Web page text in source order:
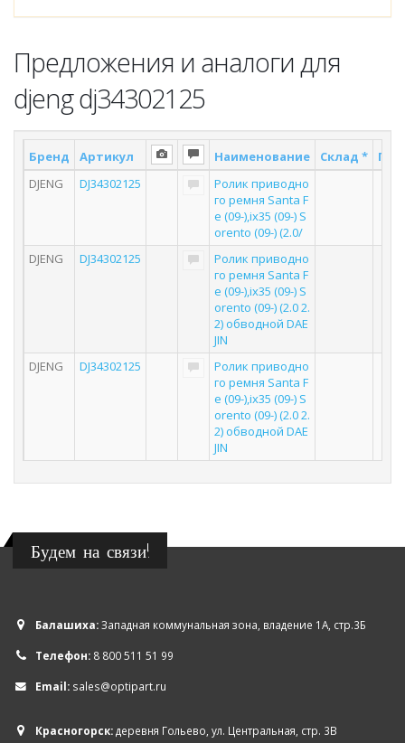
Предложения и аналоги для
djeng dj34302125
Бренд Артикул Наименование Склад *
DJENG
DJ34302125
Ролик приводно
го ремня Santa F
e (09-),ix35 (09-) S
orento (09-) (2.0/
DJENG DJ34302125
Ролик приводно
го ремня Santa F
e (09-),ix35 (09-) S
orento (09-) (2.0 2.
2) обводной DAE
JIN
DJENG DJ34302125
Ролик приводно
го ремня Santa F
e (09-),ix35 (09-) S
orento (09-) (2.0 2.
2) обводной DAE
JIN
Будем на связи!
Балашиха:Западная коммунальная зона, владение 1А, стр.3Б
Телефон: 8 800 511 51 99
Email: sales@optipart.ru
Красногорск:деревня Гольево, ул. Центральная, стр. 3В